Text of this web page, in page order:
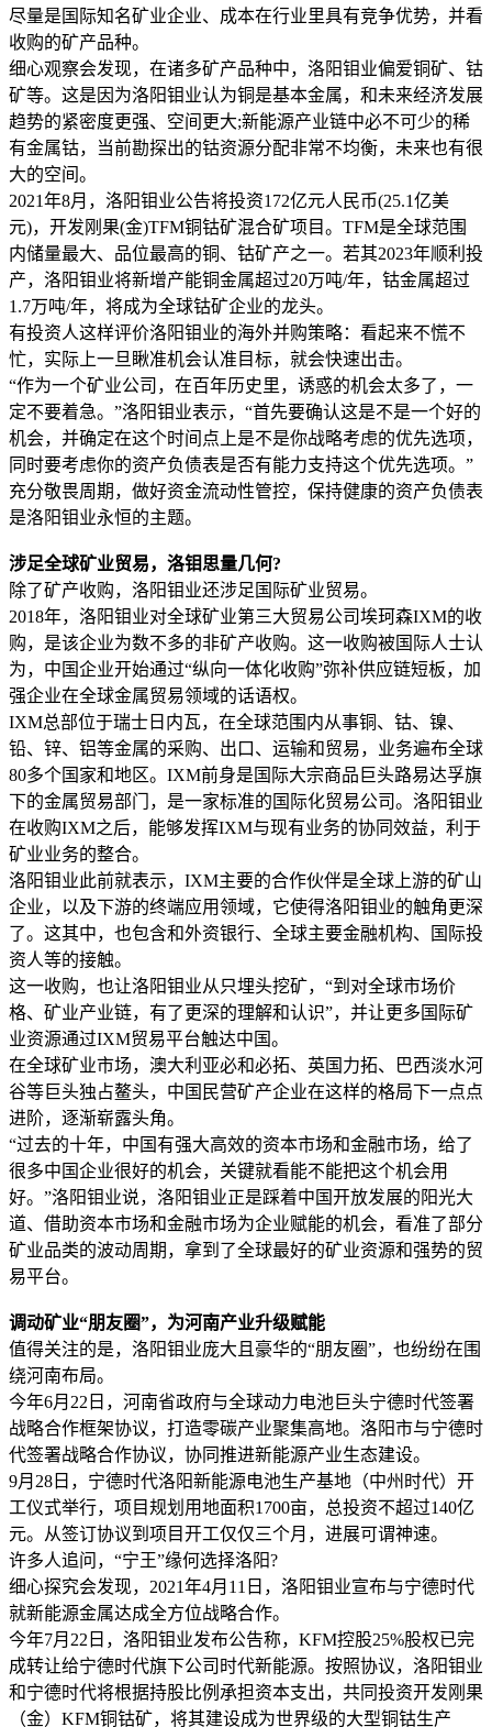
尽量是国际知名矿业企业、成本在行业里具有竞争优势，并看
收购的矿产品种。
细心观察会发现，在诸多矿产品种中，洛阳钼业偏爱铜矿、钴
矿等。这是因为洛阳钼业认为铜是基本金属，和未来经济发展
趋势的紧密度更强、空间更大;新能源产业链中必不可少的稀
有金属钴，当前勘探出的钴资源分配非常不均衡，未来也有很
大的空间。
2021年8月，洛阳钼业公告将投资172亿元人民币(25.1亿美
元)，开发刚果(金)TFM铜钴矿混合矿项目。TFM是全球范围
内储量最大、品位最高的铜、钴矿产之一。若其2023年顺利投
产，洛阳钼业将新增产能铜金属超过20万吨/年，钴金属超过
1.7万吨/年，将成为全球钴矿企业的龙头。
有投资人这样评价洛阳钼业的海外并购策略：看起来不慌不
忙，实际上一旦瞅准机会认准目标，就会快速出击。
“作为一个矿业公司，在百年历史里，诱惑的机会太多了，一
定不要着急。”洛阳钼业表示，“首先要确认这是不是一个好的
机会，并确定在这个时间点上是不是你战略考虑的优先选项，
同时要考虑你的资产负债表是否有能力支持这个优先选项。”
充分敬畏周期，做好资金流动性管控，保持健康的资产负债表
是洛阳钼业永恒的主题。
涉足全球矿业贸易，洛钼思量几何?
除了矿产收购，洛阳钼业还涉足国际矿业贸易。
2018年，洛阳钼业对全球矿业第三大贸易公司埃珂森IXM的收
购，是该企业为数不多的非矿产收购。这一收购被国际人士认
为，中国企业开始通过“纵向一体化收购”弥补供应链短板，加
强企业在全球金属贸易领域的话语权。
IXM总部位于瑞士日内瓦，在全球范围内从事铜、钴、镍、
铅、锌、铝等金属的采购、出口、运输和贸易，业务遍布全球
80多个国家和地区。IXM前身是国际大宗商品巨头路易达孚旗
下的金属贸易部门，是一家标准的国际化贸易公司。洛阳钼业
在收购IXM之后，能够发挥IXM与现有业务的协同效益，利于
矿业业务的整合。
洛阳钼业此前就表示，IXM主要的合作伙伴是全球上游的矿山
企业，以及下游的终端应用领域，它使得洛阳钼业的触角更深
了。这其中，也包含和外资银行、全球主要金融机构、国际投
资人等的接触。
这一收购，也让洛阳钼业从只埋头挖矿，“到对全球市场价
格、矿业产业链，有了更深的理解和认识”，并让更多国际矿
业资源通过IXM贸易平台触达中国。
在全球矿业市场，澳大利亚必和必拓、英国力拓、巴西淡水河
谷等巨头独占鳌头，中国民营矿产企业在这样的格局下一点点
进阶，逐渐崭露头角。
“过去的十年，中国有强大高效的资本市场和金融市场，给了
很多中国企业很好的机会，关键就看能不能把这个机会用
好。”洛阳钼业说，洛阳钼业正是踩着中国开放发展的阳光大
道、借助资本市场和金融市场为企业赋能的机会，看准了部分
矿业品类的波动周期，拿到了全球最好的矿业资源和强势的贸
易平台。
调动矿业“朋友圈”，为河南产业升级赋能
值得关注的是，洛阳钼业庞大且豪华的“朋友圈”，也纷纷在围
绕河南布局。
今年6月22日，河南省政府与全球动力电池巨头宁德时代签署
战略合作框架协议，打造零碳产业聚集高地。洛阳市与宁德时
代签署战略合作协议，协同推进新能源产业生态建设。
9月28日，宁德时代洛阳新能源电池生产基地（中州时代）开
工仪式举行，项目规划用地面积1700亩，总投资不超过140亿
元。从签订协议到项目开工仅仅三个月，进展可谓神速。
许多人追问，“宁王”缘何选择洛阳?
细心探究会发现，2021年4月11日，洛阳钼业宣布与宁德时代
就新能源金属达成全方位战略合作。
今年7月22日，洛阳钼业发布公告称，KFM控股25%股权已完
成转让给宁德时代旗下公司时代新能源。按照协议，洛阳钼业
和宁德时代将根据持股比例承担资本支出，共同投资开发刚果
（金）KFM铜钴矿，将其建设成为世界级的大型铜钴生产